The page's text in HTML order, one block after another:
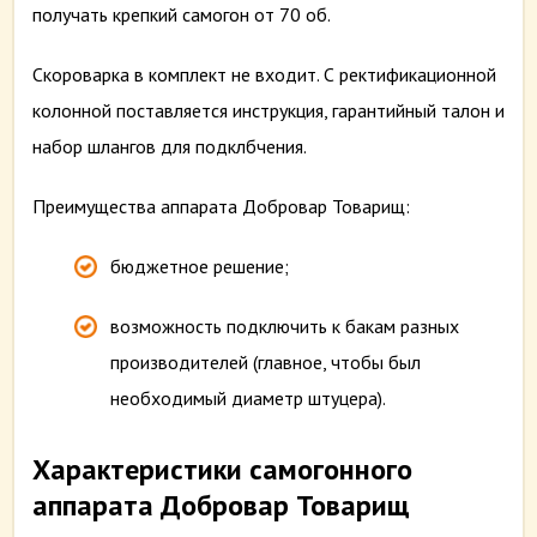
получать крепкий самогон от 70 об.
Скороварка в комплект не входит. С ректификационной
колонной поставляется инструкция, гарантийный талон и
набор шлангов для подклбчения.
Преимущества аппарата Добровар Товарищ:
бюджетное решение;
возможность подключить к бакам разных
производителей (главное, чтобы был
необходимый диаметр штуцера).
Характеристики самогонного
аппарата Добровар Товарищ